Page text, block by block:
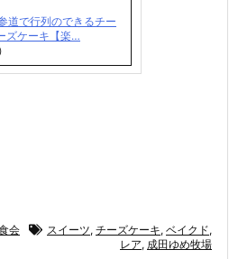
道で行列のできるチー
ズケーキ【楽…
会 スイーツ, チーズケーキ, ベイクド,
レア, 成田ゆめ牧場